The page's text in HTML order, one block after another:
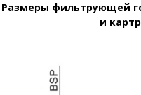
Размеры фильтрующей
и